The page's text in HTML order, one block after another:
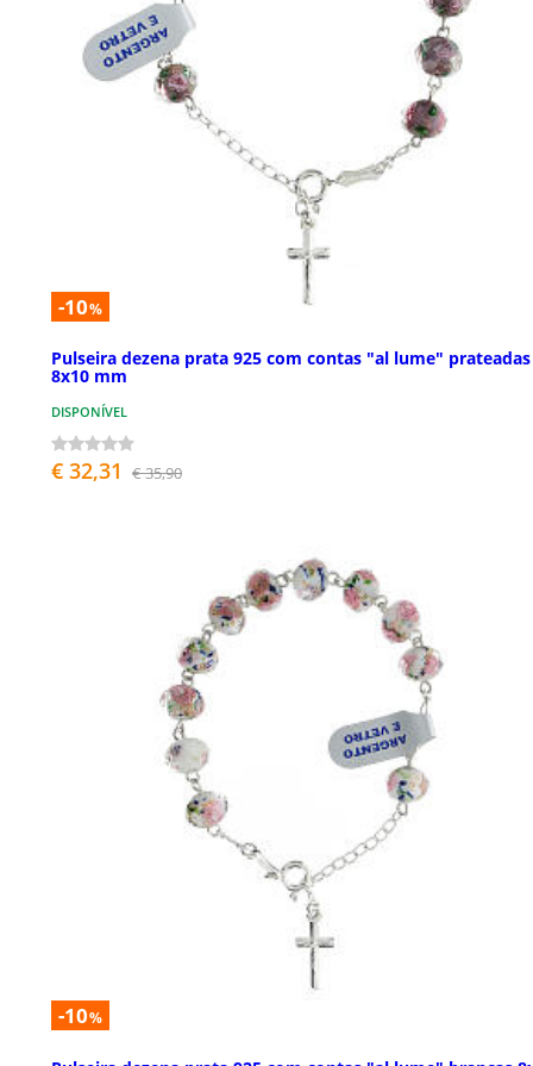
-10%
Pulseira dezena prata 925 com contas "al lume" prateadas
8x10 mm
DISPONÍVEL
€ 32,31 € 35,90
-10%